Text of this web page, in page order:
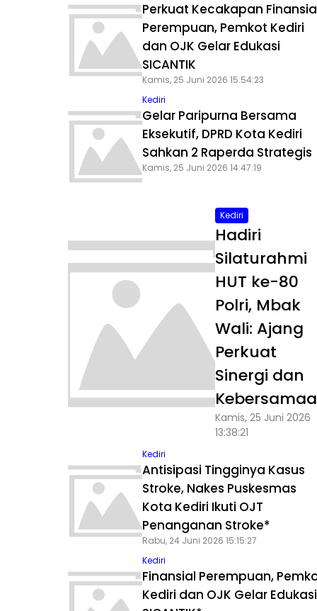
Perkuat Kecakapan
Perempuan, Pemkot Kediri
dan OJK Gelar Edukasi
SICANTIK
Kamis, 25 Juni 2026 15:54:23
Kediri
Gelar Paripurna Bersama
Eksekutif, DPRD Kota Kediri
Sahkan 2 Raperda Strategis
Kamis, 25 Juni 2026 14:47:19
Kediri
Hadiri
Silaturahmi
HUT ke-80
Polri, Mbak
Wali: Ajang
Perkuat
Sinergi dan
Kamis, 25 Juni 2026
13:38:21
Kediri
Antisipasi Tingginya Kasus
Stroke, Nakes Puskesmas
Kota Kediri Ikuti OJT
Penanganan Stroke*
Rabu, 24 Juni 2026 15:15:27
Kediri
Finansial Perempuan,
Kediri dan OJK Gelar Edukasi